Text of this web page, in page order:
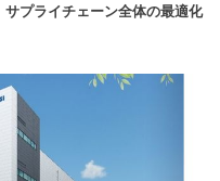
サプライチェーン全体の最適化